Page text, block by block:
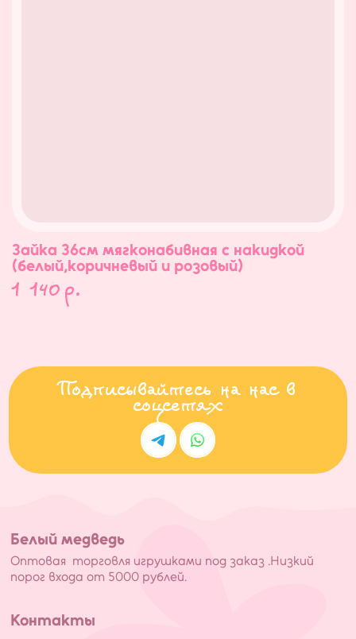
Зайка 36см мягконабивная с накидкой
(белый,коричневый и розовый)
1 140 р.
Подписывайтесь на нас в
соцсетях
Белый медведь
Оптовая торговля игрушками под заказ .Низкий
порог входа от 5000 рублей.
Контакты